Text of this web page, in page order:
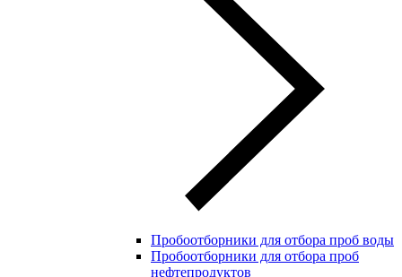
Пробоотборники для отбора проб воды
Пробоотборники для отбора проб
нефтепродуктов